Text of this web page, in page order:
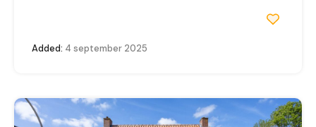
Added: 4 september 2025